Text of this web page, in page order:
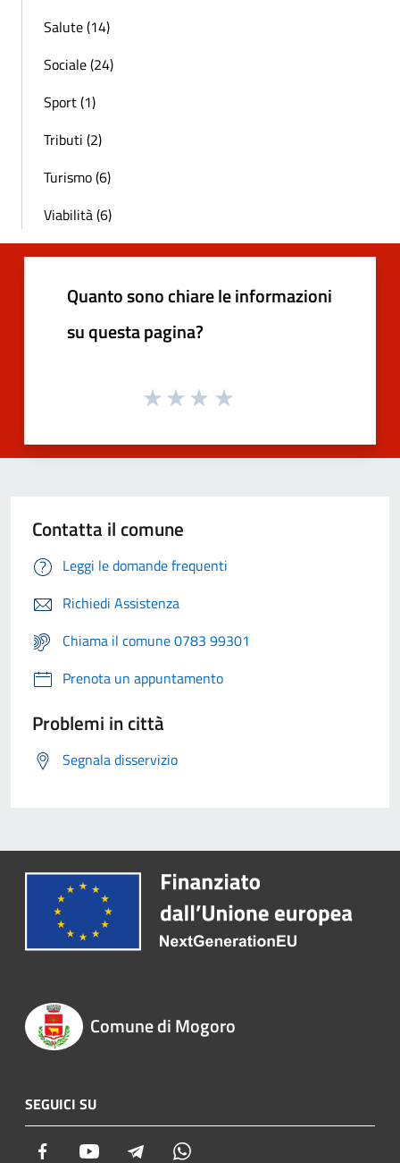
Salute (14)
Sociale (24)
Sport (1)
Tributi (2)
Turismo (6)
Viabilità (6)
Quanto sono chiare le informazioni
su questa pagina?
Contatta il comune
Leggi le domande frequenti
Richiedi Assistenza
Chiama il comune 0783 99301
Prenota un appuntamento
Problemi in città
Segnala disservizio
Comune di Mogoro
SEGUICI SU
Facebook Youtube Telegram